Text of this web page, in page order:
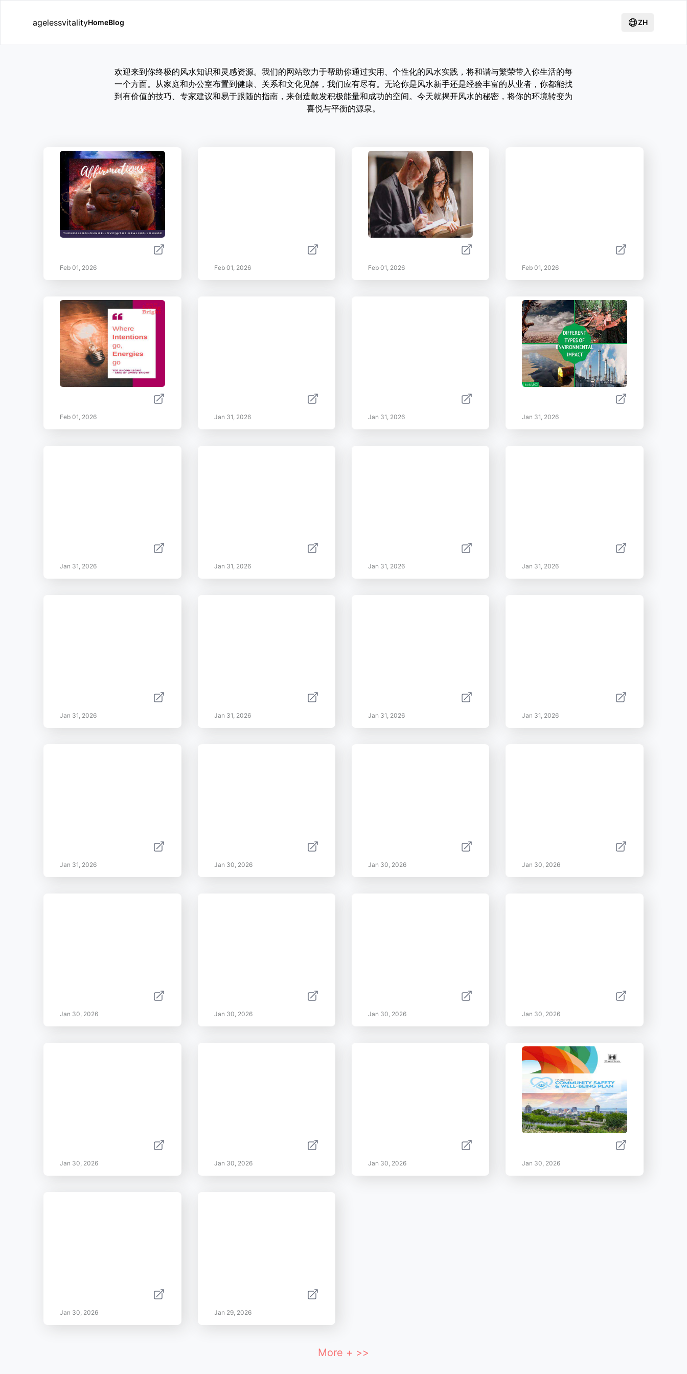
agelessvitalityHomeBlog ZH
欢迎来到你终极的风水知识和灵感资源。我们的网站致力于帮助你通过实用、个性化的风水实践，将和谐与繁荣带入你生活的每
一个方面。从家庭和办公室布置到健康、关系和文化见解，我们应有尽有。无论你是风水新手还是经验丰富的从业者，你都能找
到有价值的技巧、专家建议和易于跟随的指南，来创造散发积极能量和成功的空间。今天就揭开风水的秘密，将你的环境转变为
喜悦与平衡的源泉。
Feb 01, 2026 Feb 01, 2026 Feb 01, 2026 Feb 01, 2026
Feb 01, 2026 Jan 31, 2026 Jan 31, 2026 Jan 31, 2026
Jan 31, 2026 Jan 31, 2026 Jan 31, 2026 Jan 31, 2026
Jan 31, 2026 Jan 31, 2026 Jan 31, 2026 Jan 31, 2026
Jan 31, 2026 Jan 30, 2026 Jan 30, 2026 Jan 30, 2026
Jan 30, 2026 Jan 30, 2026 Jan 30, 2026 Jan 30, 2026
Jan 30, 2026 Jan 30, 2026 Jan 30, 2026 Jan 30, 2026
Jan 30, 2026 Jan 29, 2026
More + >>